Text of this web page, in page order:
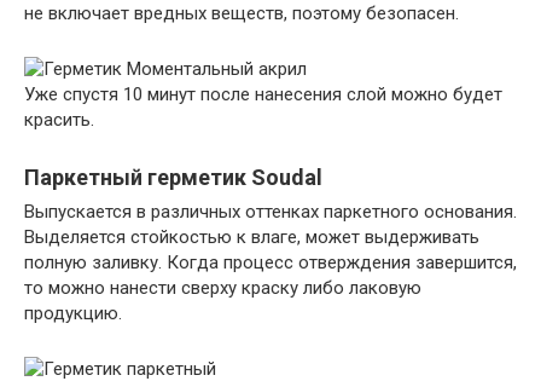
не включает вредных веществ, поэтому безопасен.
Уже спустя 10 минут после нанесения слой можно будет
красить.
Паркетный герметик Soudal
Выпускается в различных оттенках паркетного основания.
Выделяется стойкостью к влаге, может выдерживать
полную заливку. Когда процесс отверждения завершится,
то можно нанести сверху краску либо лаковую
продукцию.